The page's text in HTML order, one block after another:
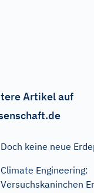
Artikel auf
Doch keine neue
Climate Engineering:
Versuchskaninchen